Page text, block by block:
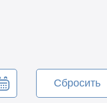
Сбросить